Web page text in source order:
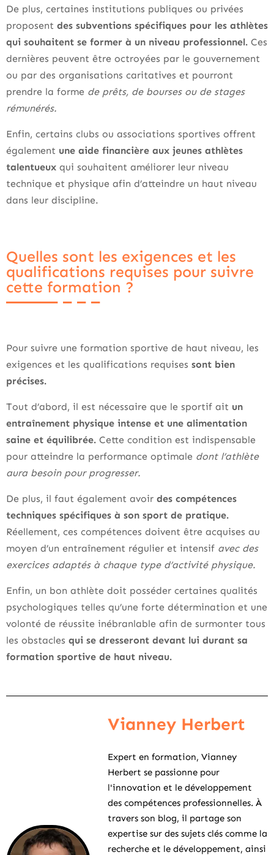
De plus, certaines institutions publiques ou privées
proposent des subventions spécifiques pour les athlètes
qui souhaitent se former à un niveau professionnel. Ces
dernières peuvent être octroyées par le gouvernement
ou par des organisations caritatives et pourront
prendre la forme de prêts, de bourses ou de stages
rémunérés.
Enfin, certains clubs ou associations sportives offrent
également une aide financière aux jeunes athlètes
talentueux qui souhaitent améliorer leur niveau
technique et physique afin d’atteindre un haut niveau
dans leur discipline.
Quelles sont les exigences et les
qualifications requises pour suivre
cette formation ?
Pour suivre une formation sportive de haut niveau, les
exigences et les qualifications requises sont bien
précises.
Tout d’abord, il est nécessaire que le sportif ait un
entraînement physique intense et une alimentation
saine et équilibrée. Cette condition est indispensable
pour atteindre la performance optimale dont l’athlète
aura besoin pour progresser.
De plus, il faut également avoir des compétences
techniques spécifiques à son sport de pratique.
Réellement, ces compétences doivent être acquises au
moyen d’un entraînement régulier et intensif avec des
exercices adaptés à chaque type d’activité physique.
Enfin, un bon athlète doit posséder certaines qualités
psychologiques telles qu’une forte détermination et une
volonté de réussite inébranlable afin de surmonter tous
les obstacles qui se dresseront devant lui durant sa
formation sportive de haut niveau.
Vianney Herbert
Expert en formation, Vianney
Herbert se passionne pour
l'innovation et le développement
des compétences professionnelles. À
travers son blog, il partage son
expertise sur des sujets clés comme la
recherche et le développement, ainsi